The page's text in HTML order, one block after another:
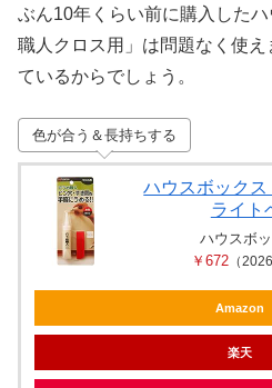
ぶん10年くらい前に購入した
職人クロス用」は問題なく使
ているからでしょう。
色が合う＆長持ちする
ハウスボックス
ライト
ハウスボ
￥672 （
Amazon
楽天